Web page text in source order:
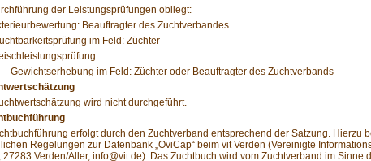
der Leistungsprüfungen obliegt:
Beauftragter des Zuchtverbandes
im Feld: Züchter
Gewichtserhebung im Feld: Züchter oder Beauftragter des Zuchtverbands
wird nicht durchgeführt.
erfolgt durch den Zuchtverband entsprechend der Satzung. Hierzu
Regelungen zur Datenbank „OviCap“ beim vit Verden (Vereinigte
27283 Verden/Aller, info@vit.de). Das Zuchtbuch wird vom Zuchtverband im Sinne